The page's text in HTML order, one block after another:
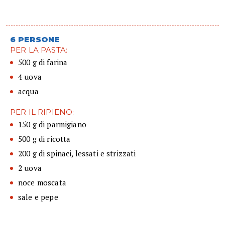
6 PERSONE
PER LA PASTA:
500 g di farina
4 uova
acqua
PER IL RIPIENO:
150 g di parmigiano
500 g di ricotta
200 g di spinaci, lessati e strizzati
2 uova
noce moscata
sale e pepe